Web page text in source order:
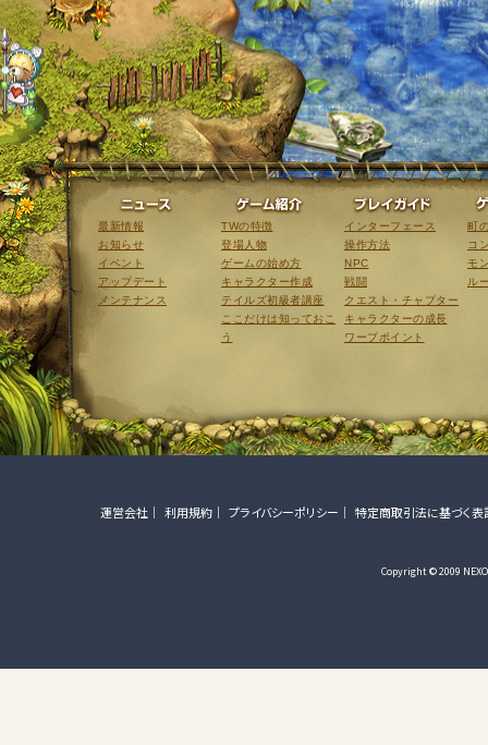
ニュース
最新情報
お知らせ
イベント
アップデート
メンテナンス
ゲーム紹介
TWの特徴
登場人物
ゲームの始め方
キャラクター作成
テイルズ初級者講座
ここだけは知っておこ
う
インターフェース
操作方法
NPC
戦闘
クエスト・チャプター
キャラクターの成長
ワープポイント
町
コ
モ
ル
運営会社 利用規約 プライバシーポリシー 特定商取引法に基づく表
Copyright © 2009